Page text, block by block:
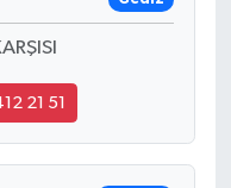
21 51